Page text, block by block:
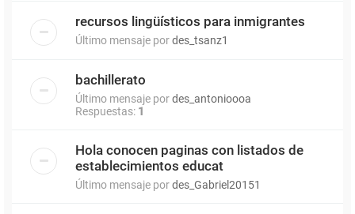
recursos lingüísticos para inmigrantes
Último mensaje pordes_tsanz1
bachillerato
Último mensaje pordes_antonioooa
Respuestas: 1
Hola conocen paginas con listados de
establecimientos educat
Último mensaje pordes_Gabriel20151